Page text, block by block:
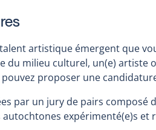
artistique émergent que
du milieu culturel, un(e) artiste
pouvez proposer une
par un jury de pairs composé
expérimenté(e)s et